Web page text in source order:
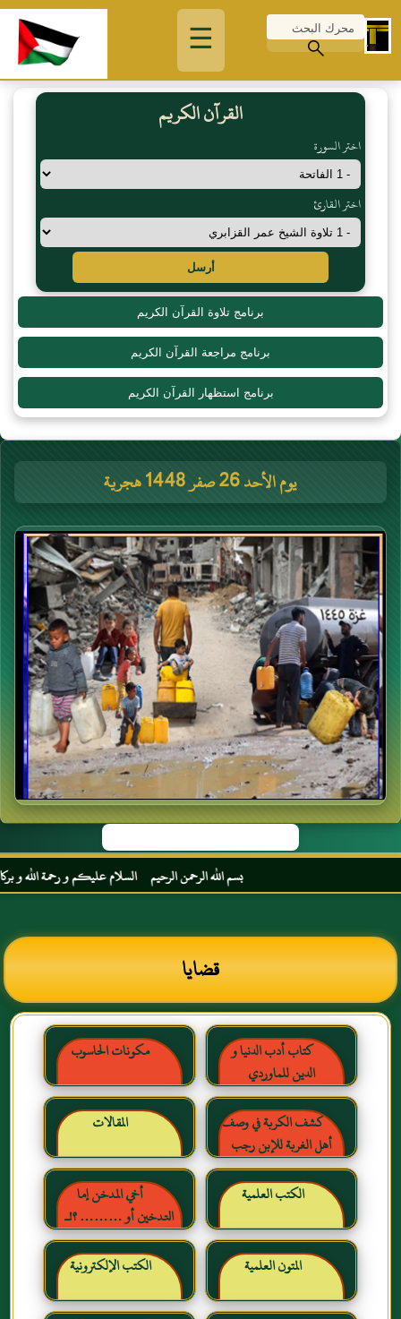
☰
القرآن الكريم
اختر السورة
اختر القارئ
أرسل
برنامج تلاوة القرآن الكريم
برنامج مراجعة القرآن الكريم
برنامج استظهار القرآن الكريم
يوم الأحد 26 صفر 1448 هجرية
بسم الله الرحمن الرحيم السلام عليكم و رحمة الله و
قضايا
كتاب أدب الدنيا و
الدين للماوردي
مكونات الحاسوب
كشف الكربة في وصف
أهل الغربة للإبن رجب
الحنبلي رحمه الله
المقالات
الكتب العلمية
أخي المدخن إما
التدخين أو ……… ؟!ـ
حقائق وأرقام ناطقة ، لكن
لا يسمعها المدخنون حرره
خالد بن عبد الرحمن بن حمد
الشايع
المتون العلمية الكتب الإلكترونية